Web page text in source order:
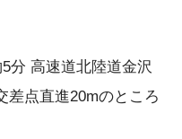
分 高速道北陸道金沢
差点直進20mのところ